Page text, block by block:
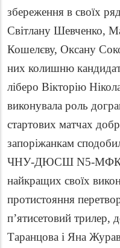
збереження в своїх
Світлану Шевченко,
Кошелєву, Оксану
них колишню
ліберо Вікторію
виконувала роль
стартових матчах
запоріжанкам
ЧНУ-ДЮСШ N5-МФКФК,
найкращих своїх
протистояння
п’ятисетовий трилер,
Таранцова і Яна